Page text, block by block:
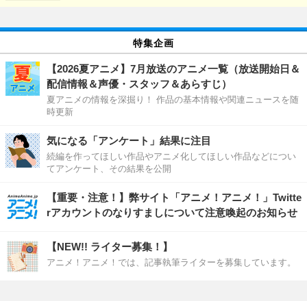
特集企画
【2026夏アニメ】7月放送のアニメ一覧（放送開始日＆
配信情報＆声優・スタッフ＆あらすじ）
夏アニメの情報を深掘り！ 作品の基本情報や関連ニュースを随
時更新
気になる「アンケート」結果に注目
続編を作ってほしい作品やアニメ化してほしい作品などについ
てアンケート、その結果を公開
【重要・注意！】弊サイト「アニメ！アニメ！」Twitte
rアカウントのなりすましについて注意喚起のお知らせ
【NEW!! ライター募集！】
アニメ！アニメ！では、記事執筆ライターを募集しています。